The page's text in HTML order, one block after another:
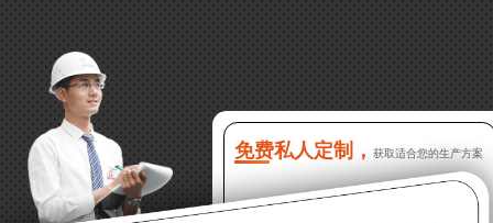
吗？
16分钟前 程先生：破碎生产线出个方案及报价，有什
么售后服务？
22分钟前 郑女士：想了解时产500吨锤破，加工石灰石
免费私人定制， 获取适合您的生产方案